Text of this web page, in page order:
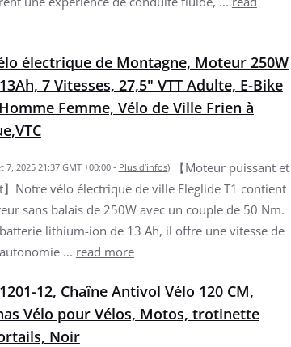
électrique de Montagne, Moteur 250W
7 Vitesses, 27,5" VTT Adulte, E-Bike
Femme, Vélo de Ville Frien à
7, 2025 21:37 GMT +00:00 - Plus d’infos)
【Moteur puissant et
Notre vélo électrique de ville Eleglide T1 contient
sans balais de 250W avec un couple de 50 Nm.
lithium-ion de 13 Ah, il offre une vitesse de
... read more
12, Chaîne Antivol Vélo 120 CM,
Vélo pour Vélos, Motos, trotinette
Noir